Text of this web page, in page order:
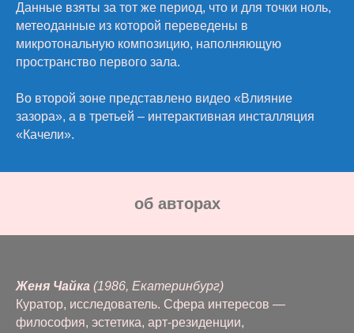
Данные взяты за тот же период, что и для точки ноль,
метеоданные из которой переведены в
микротональную композицию, наполняющую
пространство первого зала.
Во второй зоне представлено видео «Влияние
зазора», а в третьей – интерактивная инсталляция
«Качели».
oб авторах
Женя Чайка (1986, Екатеринбург)
Куратор, исследователь. Сфера интересов —
философия, эстетика, арт-резиденции,